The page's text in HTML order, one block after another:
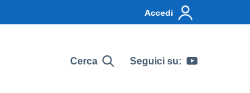
Accedi
Cerca Seguici su: